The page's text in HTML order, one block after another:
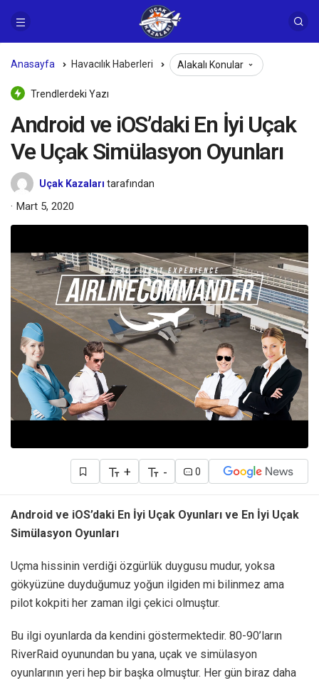
Anasayfa Havacılık Haberleri Alakalı Konular
Trendlerdeki Yazı
Android ve iOS’daki En İyi Uçak
Ve Uçak Simülasyon Oyunları
Uçak Kazaları tarafından
Mart 5, 2020
+ - 0
Android ve iOS’daki En İyi Uçak Oyunları ve En İyi Uçak
Simülasyon Oyunları
Uçma hissinin verdiği özgürlük duygusu mudur, yoksa
gökyüzüne duyduğumuz yoğun ilgiden mi bilinmez ama
pilot kokpiti her zaman ilgi çekici olmuştur.
Bu ilgi oyunlarda da kendini göstermektedir. 80-90’ların
RiverRaid oyunundan bu yana, uçak ve simülasyon
oyunlarının yeri hep bir başka olmuştur. Her gün biraz daha